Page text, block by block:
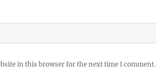
in this browser for the next time I comment.